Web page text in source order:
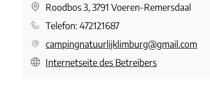
Roodbos 3, 3791 Voeren-Remersdaal
Telefon:472121687
campingnatuurlijklimburg@gmail.com
Internetseite des Betreibers